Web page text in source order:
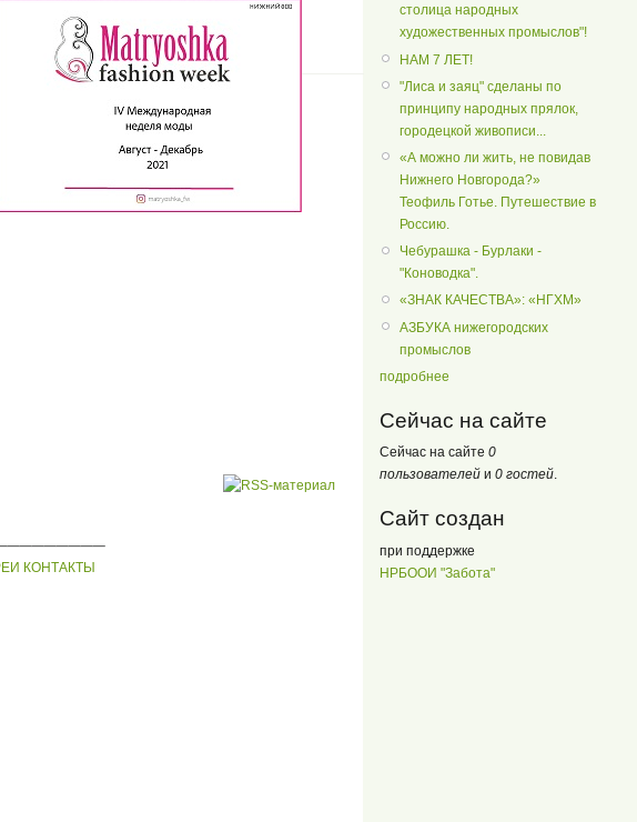
КОНТАКТЫ
столица народных
художественных промыслов"!
НАМ 7 ЛЕТ!
"Лиса и заяц" сделаны по
принципу народных прялок,
городецкой живописи...
«А можно ли жить, не повидав
Нижнего Новгорода?»
Теофиль Готье. Путешествие в
Россию.
Чебурашка - Бурлаки -
"Коноводка".
«ЗНАК КАЧЕСТВА»: «НГХМ»
АЗБУКА нижегородских
промыслов
подробнее
Сейчас на сайте
Сейчас на сайте 0
пользователей и 0 гостей
Сайт создан
при поддержке
НРБООИ "Забота"